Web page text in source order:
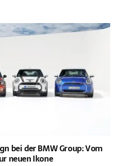
bei der BMW Group: Vom
neuen Ikone